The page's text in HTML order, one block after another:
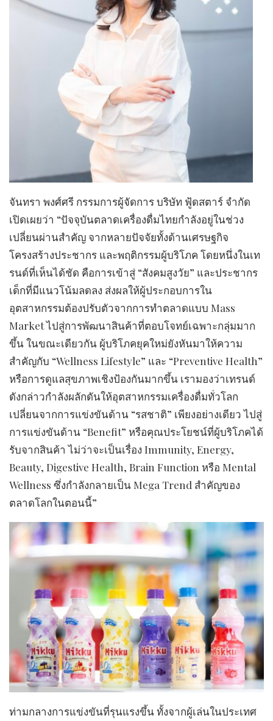
​จันทรา พงศ์ศรี กรรมการผู้จัดการ บริษัท ฟู้ดสตาร์ จำกัด
เปิดเผยว่า “ปัจจุบันตลาดเครื่องดื่มไทยกำลังอยู่ในช่วง
เปลี่ยนผ่านสำคัญ จากหลายปัจจัยทั้งด้านเศรษฐกิจ
โครงสร้างประชากร และพฤติกรรมผู้บริโภค โดยหนึ่งในเท
รนด์ที่เห็นได้ชัด คือการเข้าสู่ “สังคมสูงวัย” และประชากร
เด็กที่มีแนวโน้มลดลง ส่งผลให้ผู้ประกอบการใน
อุตสาหกรรมต้องปรับตัวจากการทำตลาดแบบ Mass
Market ไปสู่การพัฒนาสินค้าที่ตอบโจทย์เฉพาะกลุ่มมาก
ขึ้น ในขณะเดียวกัน ผู้บริโภคยุคใหม่ยังหันมาให้ความ
สำคัญกับ “Wellness Lifestyle” และ “Preventive Health”
หรือการดูแลสุขภาพเชิงป้องกันมากขึ้น เรามองว่าเทรนด์
ดังกล่าวกำลังผลักดันให้อุตสาหกรรมเครื่องดื่มทั่วโลก
เปลี่ยนจากการแข่งขันด้าน “รสชาติ” เพียงอย่างเดียว ไปสู่
การแข่งขันด้าน “Benefit” หรือคุณประโยชน์ที่ผู้บริโภคได้
รับจากสินค้า ไม่ว่าจะเป็นเรื่อง Immunity, Energy,
Beauty, Digestive Health, Brain Function หรือ Mental
Wellness ซึ่งกำลังกลายเป็น Mega Trend สำคัญของ
ตลาดโลกในตอนนี้”
​ท่ามกลางการแข่งขันที่รุนแรงขึ้น ทั้งจากผู้เล่นในประเทศ